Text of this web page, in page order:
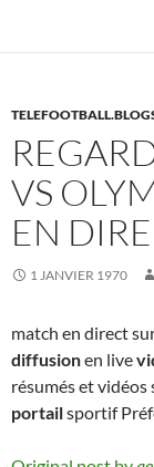
VS
EN
1 JANVIER 1970
match en direct
diffusionen live
résumés et
portailsportif